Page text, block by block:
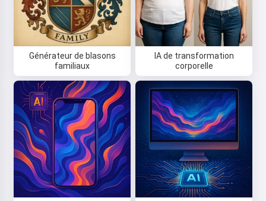
Générateur de blasons
familiaux
IA de transformation
corporelle